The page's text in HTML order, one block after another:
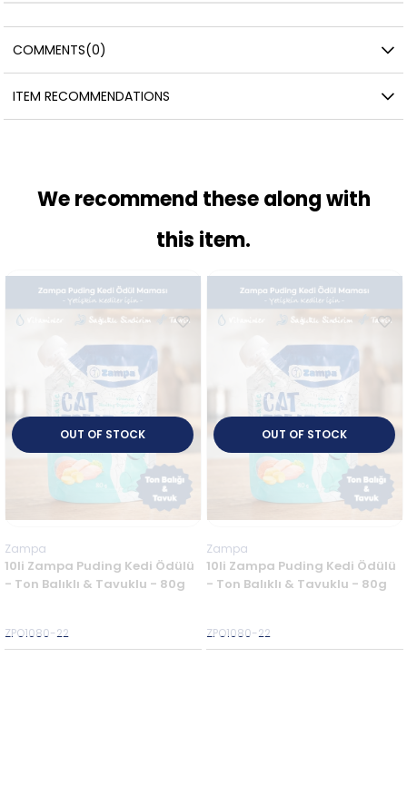
COMMENTS(0)
ITEM RECOMMENDATIONS
We recommend these along with
this item.
OUT OF STOCK
Zampa
10li Zampa Puding Kedi Ödülü
- Ton Balıklı & Tavuklu - 80g
ZPO1080-22
OUT OF STOCK
Zampa
10li Zampa Puding Kedi Ödülü
- Ton Balıklı & Tavuklu - 80g
ZPO1080-22